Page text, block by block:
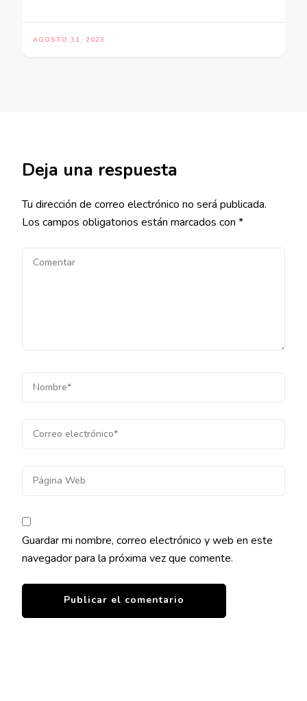
AGOSTO 31, 2023
Deja una respuesta
Tu dirección de correo electrónico no será publicada.
Los campos obligatorios están marcados con *
Guardar mi nombre, correo electrónico y web en este
navegador para la próxima vez que comente.